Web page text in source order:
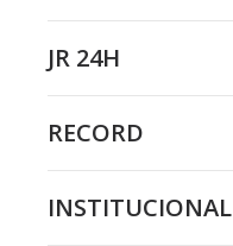
JR 24H
RECORD
INSTITUCIONAL